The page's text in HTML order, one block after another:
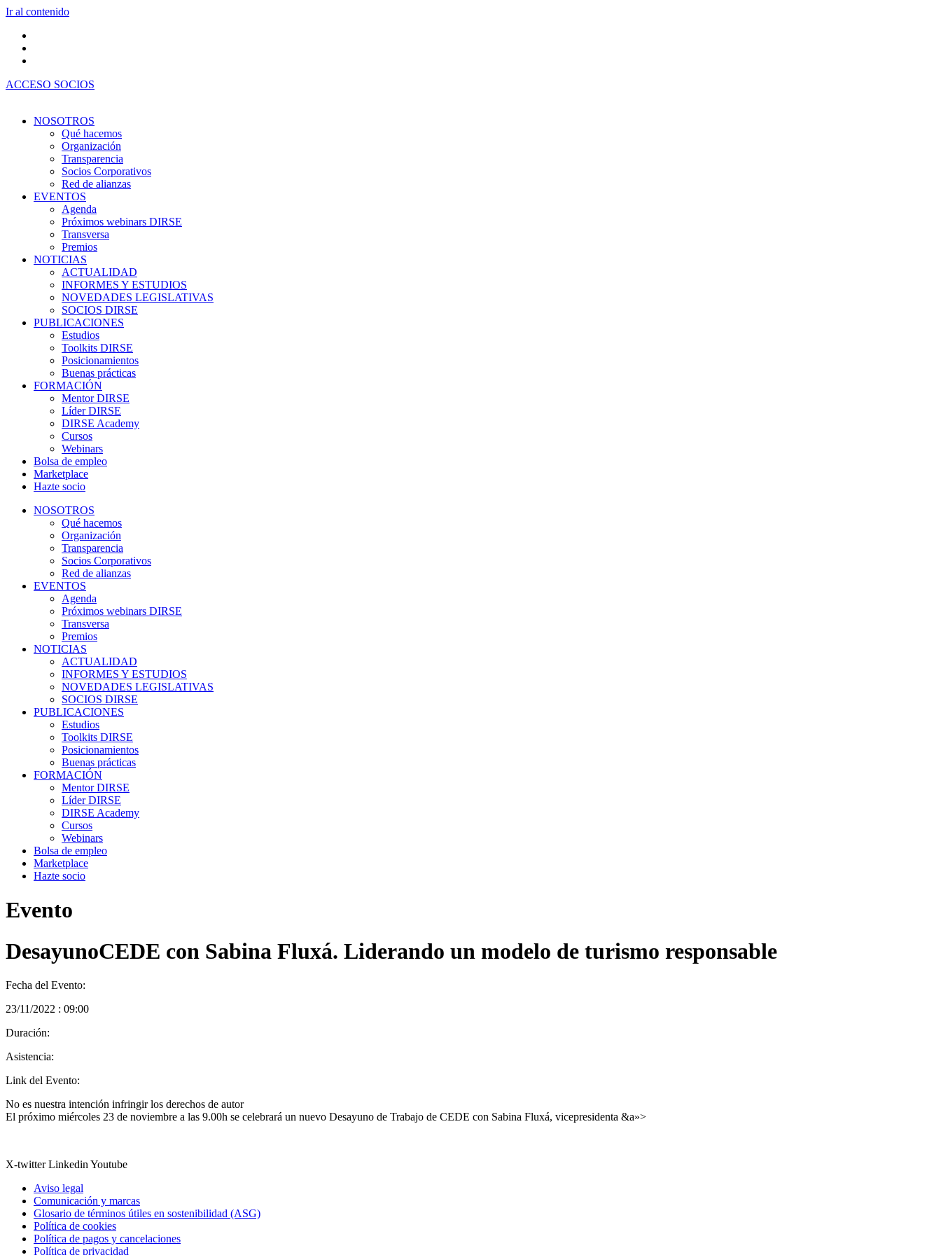
Ir al contenido
ACCESO SOCIOS
NOSOTROS
Qué hacemos
Organización
Transparencia
Socios Corporativos
Red de alianzas
EVENTOS
Agenda
Próximos webinars DIRSE
Transversa
Premios
NOTICIAS
ACTUALIDAD
INFORMES Y ESTUDIOS
NOVEDADES LEGISLATIVAS
SOCIOS DIRSE
PUBLICACIONES
Estudios
Toolkits DIRSE
Posicionamientos
Buenas prácticas
FORMACIÓN
Mentor DIRSE
Líder DIRSE
DIRSE Academy
Cursos
Webinars
Bolsa de empleo
Marketplace
Hazte socio
NOSOTROS
Qué hacemos
Organización
Transparencia
Socios Corporativos
Red de alianzas
EVENTOS
Agenda
Próximos webinars DIRSE
Transversa
Premios
NOTICIAS
ACTUALIDAD
INFORMES Y ESTUDIOS
NOVEDADES LEGISLATIVAS
SOCIOS DIRSE
PUBLICACIONES
Estudios
Toolkits DIRSE
Posicionamientos
Buenas prácticas
FORMACIÓN
Mentor DIRSE
Líder DIRSE
DIRSE Academy
Cursos
Webinars
Bolsa de empleo
Marketplace
Hazte socio
Evento
DesayunoCEDE con Sabina Fluxá. Liderando un modelo de turismo responsable
Fecha del Evento:
23/11/2022 : 09:00
Duración:
Asistencia:
Link del Evento:
No es nuestra intención infringir los derechos de autor
El próximo miércoles 23 de noviembre a las 9.00h se celebrará un nuevo Desayuno de Trabajo de CEDE con Sabina Fluxá, vicepresidenta &a»>
X-twitter Linkedin Youtube
Aviso legal
Comunicación y marcas
Glosario de términos útiles en sostenibilidad (ASG)
Política de cookies
Política de pagos y cancelaciones
Política de privacidad